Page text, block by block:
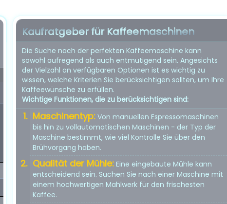
Kaufratgeber für Kaffeemaschinen
Die Suche nach der perfekten Kaffeemaschine kann
sowohl aufregend als auch entmutigend sein. Angesichts
der Vielzahl an verfügbaren Optionen ist es wichtig zu
wissen, welche Kriterien Sie berücksichtigen sollten, um Ihre
Kaffeewünsche zu erfüllen.
Wichtige Funktionen, die zu berücksichtigen sind:
Maschinentyp: Von manuellen Espressomaschinen
bis hin zu vollautomatischen Maschinen - der Typ der
Maschine bestimmt, wie viel Kontrolle Sie über den
Brühvorgang haben.
Qualität der Mühle: Eine eingebaute Mühle kann
entscheidend sein. Suchen Sie nach einer Maschine mit
einem hochwertigen Mahlwerk für den frischesten
Kaffee.